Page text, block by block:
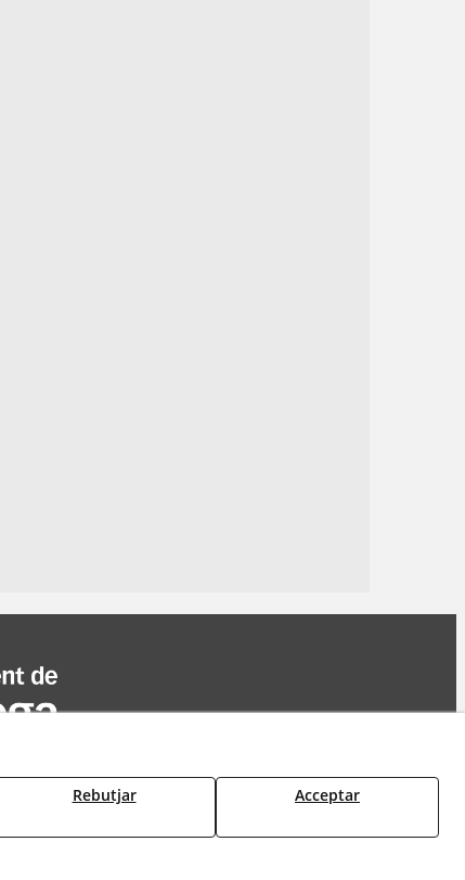
Rebutjar Acceptar